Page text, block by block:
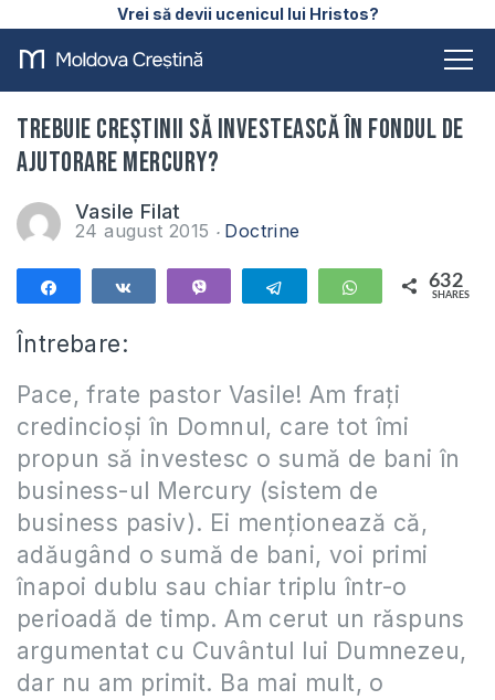
Vrei să devii ucenicul lui Hristos?
Trebuie creștinii să investească în fondul de
ajutorare Mercury?
Vasile Filat
24 august 2015 Doctrine
Telegram WhatsApp
632
SHARES
Întrebare:
Pace, frate pastor Vasile! Am frați
credincioși în Domnul, care tot îmi
propun să investesc o sumă de bani în
business-ul Mercury (sistem de
business pasiv). Ei menționează că,
adăugând o sumă de bani, voi primi
înapoi dublu sau chiar triplu într-o
perioadă de timp. Am cerut un răspuns
argumentat cu Cuvântul lui Dumnezeu,
dar nu am primit. Ba mai mult, o